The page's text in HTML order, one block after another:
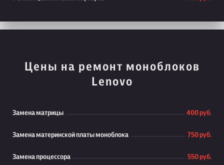
Цены на ремонт моноблоков
Lenovo
Замена матрицы 400 руб.
Замена материнской платы моноблока 750 руб.
Замена процессора 550 руб.